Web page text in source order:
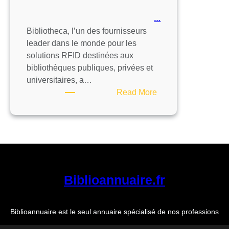
…
Bibliotheca, l’un des fournisseurs
leader dans le monde pour les
solutions RFID destinées aux
bibliothèques publiques, privées et
universitaires, a…
Read More:
Biblioannuaire.fr
Biblioannuaire est le seul annuaire spécialisé de nos professions